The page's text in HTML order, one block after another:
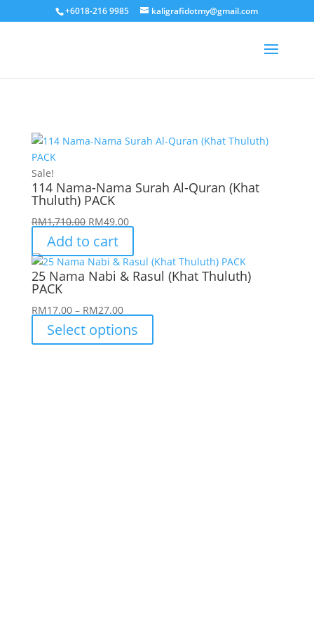
+6018-216 9985 kaligrafidotmy@gmail.com
Sale!
114 Nama-Nama Surah Al-Quran (Khat
Thuluth) PACK
RM1,710.00 Original
price
was:
RM1,710.00.
RM49.00Current
is:
RM49.00.
Add to cart
25 Nama Nabi & Rasul (Khat Thuluth)
PACK
RM17.00 – RM27.00Price
range:
RM17.00
Select options